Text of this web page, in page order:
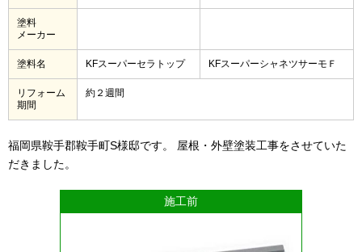
塗料
メーカー
塗料名 KFスーパーセラトップ KFスーパーシャネツサーモＦ
リフォーム
期間
約２週間
福岡県鞍手郡鞍手町S様邸です。 屋根・外壁塗装工事をさせていた
だきました。
施工前